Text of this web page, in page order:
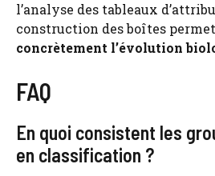
l’analyse des tableaux
construction des boîtes
concrètement l’évolution
FAQ
En quoi consistent les
en classification ?